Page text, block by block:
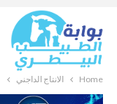
Home الانتاج الداجني